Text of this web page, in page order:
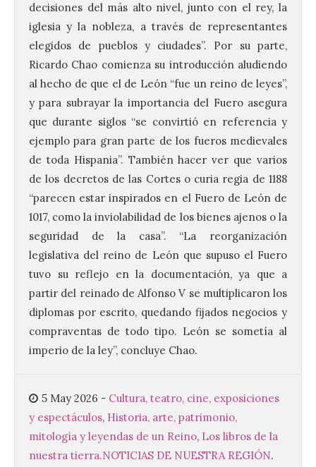
decisiones del más alto nivel, junto con el rey, la
iglesia y la nobleza, a través de representantes
elegidos de pueblos y ciudades”. Por su parte,
Ricardo Chao comienza su introducción aludiendo
al hecho de que el de León “fue un reino de leyes”,
y para subrayar la importancia del Fuero asegura
que durante siglos “se convirtió en referencia y
ejemplo para gran parte de los fueros medievales
de toda Hispania”. También hacer ver que varios
de los decretos de las Cortes o curia regia de 1188
“parecen estar inspirados en el Fuero de León de
1017, como la inviolabilidad de los bienes ajenos o la
seguridad de la casa”. “La reorganización
legislativa del reino de León que supuso el Fuero
tuvo su reflejo en la documentación, ya que a
partir del reinado de Alfonso V se multiplicaron los
diplomas por escrito, quedando fijados negocios y
compraventas de todo tipo. León se sometía al
imperio de la ley”, concluye Chao.
5 May 2026 - Cultura, teatro, cine, exposiciones
y espectáculos, Historia, arte, patrimonio,
mitología y leyendas de un Reino, Los libros de la
nuestra tierra.NOTICIAS DE NUESTRA REGIÓN.
UPL insta a la Junta a
actuar para salvar el
castillo del Asmesnal, un
BIC en estado de ruina
7 Ago 2026
Un Bien de Interés
Cultural abandonado
procuradores leonesistas
plantean que la Junta
contacte cuanto antes con los
propietarios para exigirles medidas
La Universidad de León
distribuye folletos con la